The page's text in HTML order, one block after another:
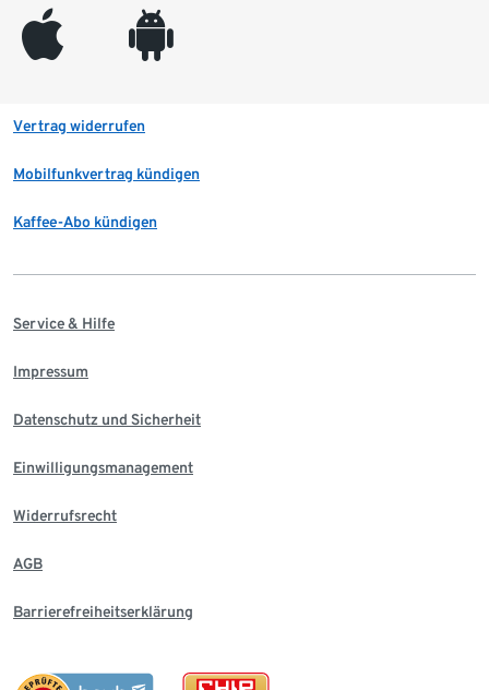
appleinc android
Vertrag widerrufen
Mobilfunkvertrag kündigen
Kaffee-Abo kündigen
Service & Hilfe
Impressum
Datenschutz und Sicherheit
Einwilligungsmanagement
Widerrufsrecht
AGB
Barrierefreiheitserklärung